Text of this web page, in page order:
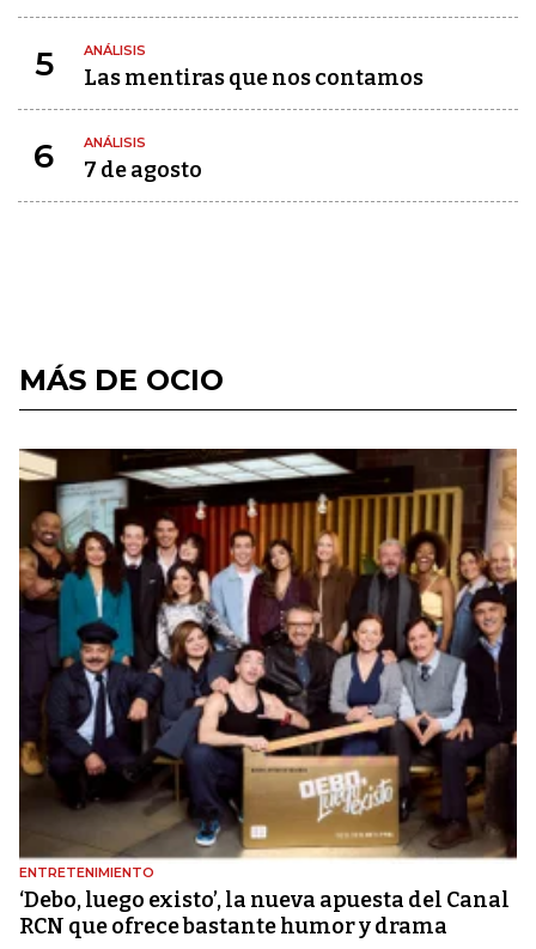
5 ANÁLISIS
Las mentiras que nos contamos
6 ANÁLISIS
7 de agosto
MÁS DE OCIO
ENTRETENIMIENTO
‘Debo, luego existo’, la nueva apuesta del Canal
RCN que ofrece bastante humor y drama